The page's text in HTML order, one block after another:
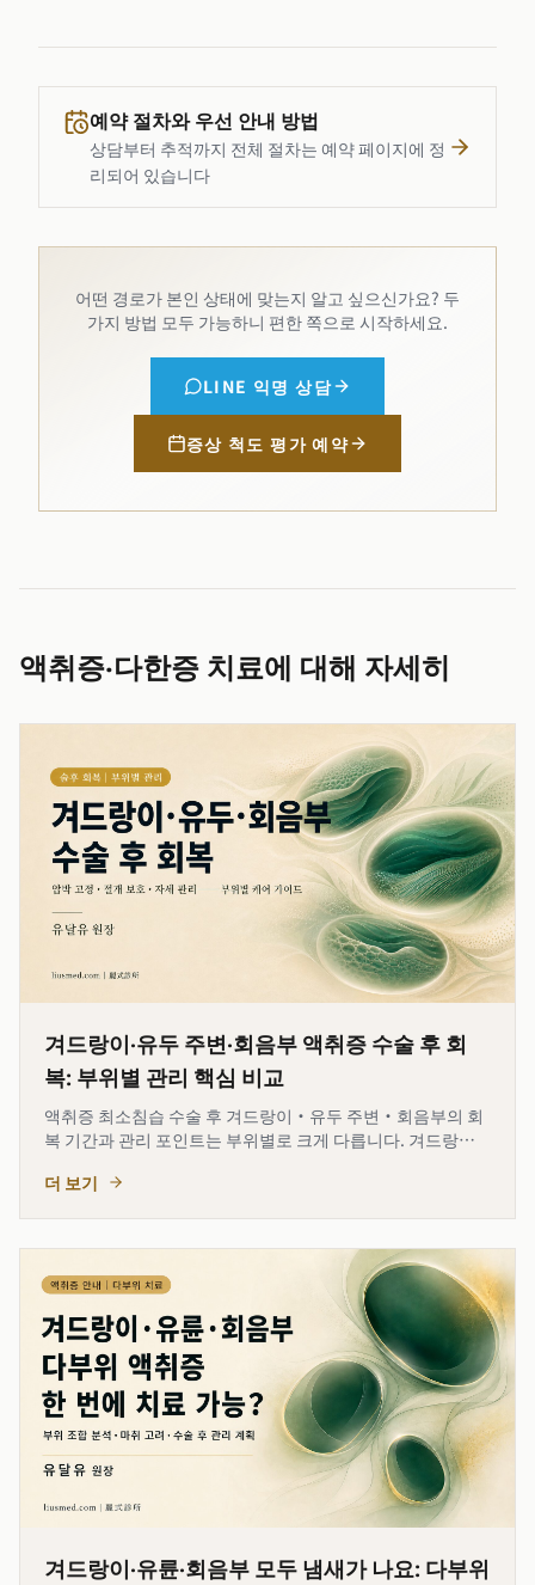
예약 절차와 우선 안내 방법
상담부터 추적까지 전체 절차는 예약 페이지에 정
리되어 있습니다
어떤 경로가 본인 상태에 맞는지 알고 싶으신가요? 두
가지 방법 모두 가능하니 편한 쪽으로 시작하세요.
LINE 익명 상담
증상 척도 평가 예약
액취증·다한증 치료에 대해 자세히
겨드랑이·유두 주변·회음부 액취증 수술 후 회
복: 부위별 관리 핵심 비교
액취증 최소침습 수술 후 겨드랑이·유두 주변·회음부의 회
복 기간과 관리 포인트는 부위별로 크게 다릅니다. 겨드랑이
개선 보호와 수유·감각 변화에 대한 특별한 고려가 필요하
더 보기
겨드랑이·유륜·회음부 모두 냄새가 나요: 다부위